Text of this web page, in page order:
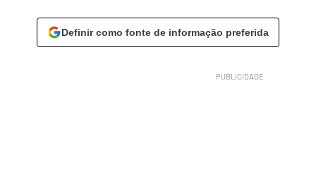
Definir como fonte de informação preferida